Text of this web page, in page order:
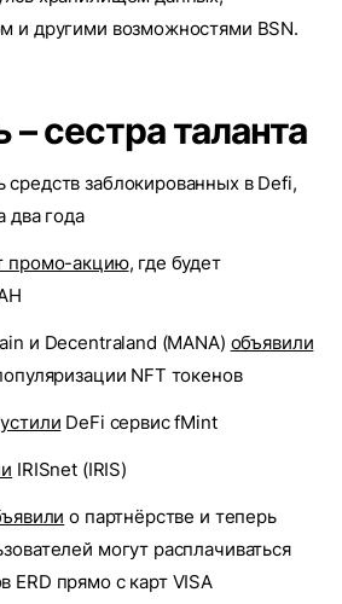
и другими возможностями BSN.
– сестра таланта
заблокированных в Defi,
два года
промо-акцию, где будет
и Decentraland (MANA) объявили
NFT токенов
DeFi сервис fMint
IRISnet (IRIS)
о партнёрстве и теперь
могут расплачиваться
ERD прямо с карт VISA